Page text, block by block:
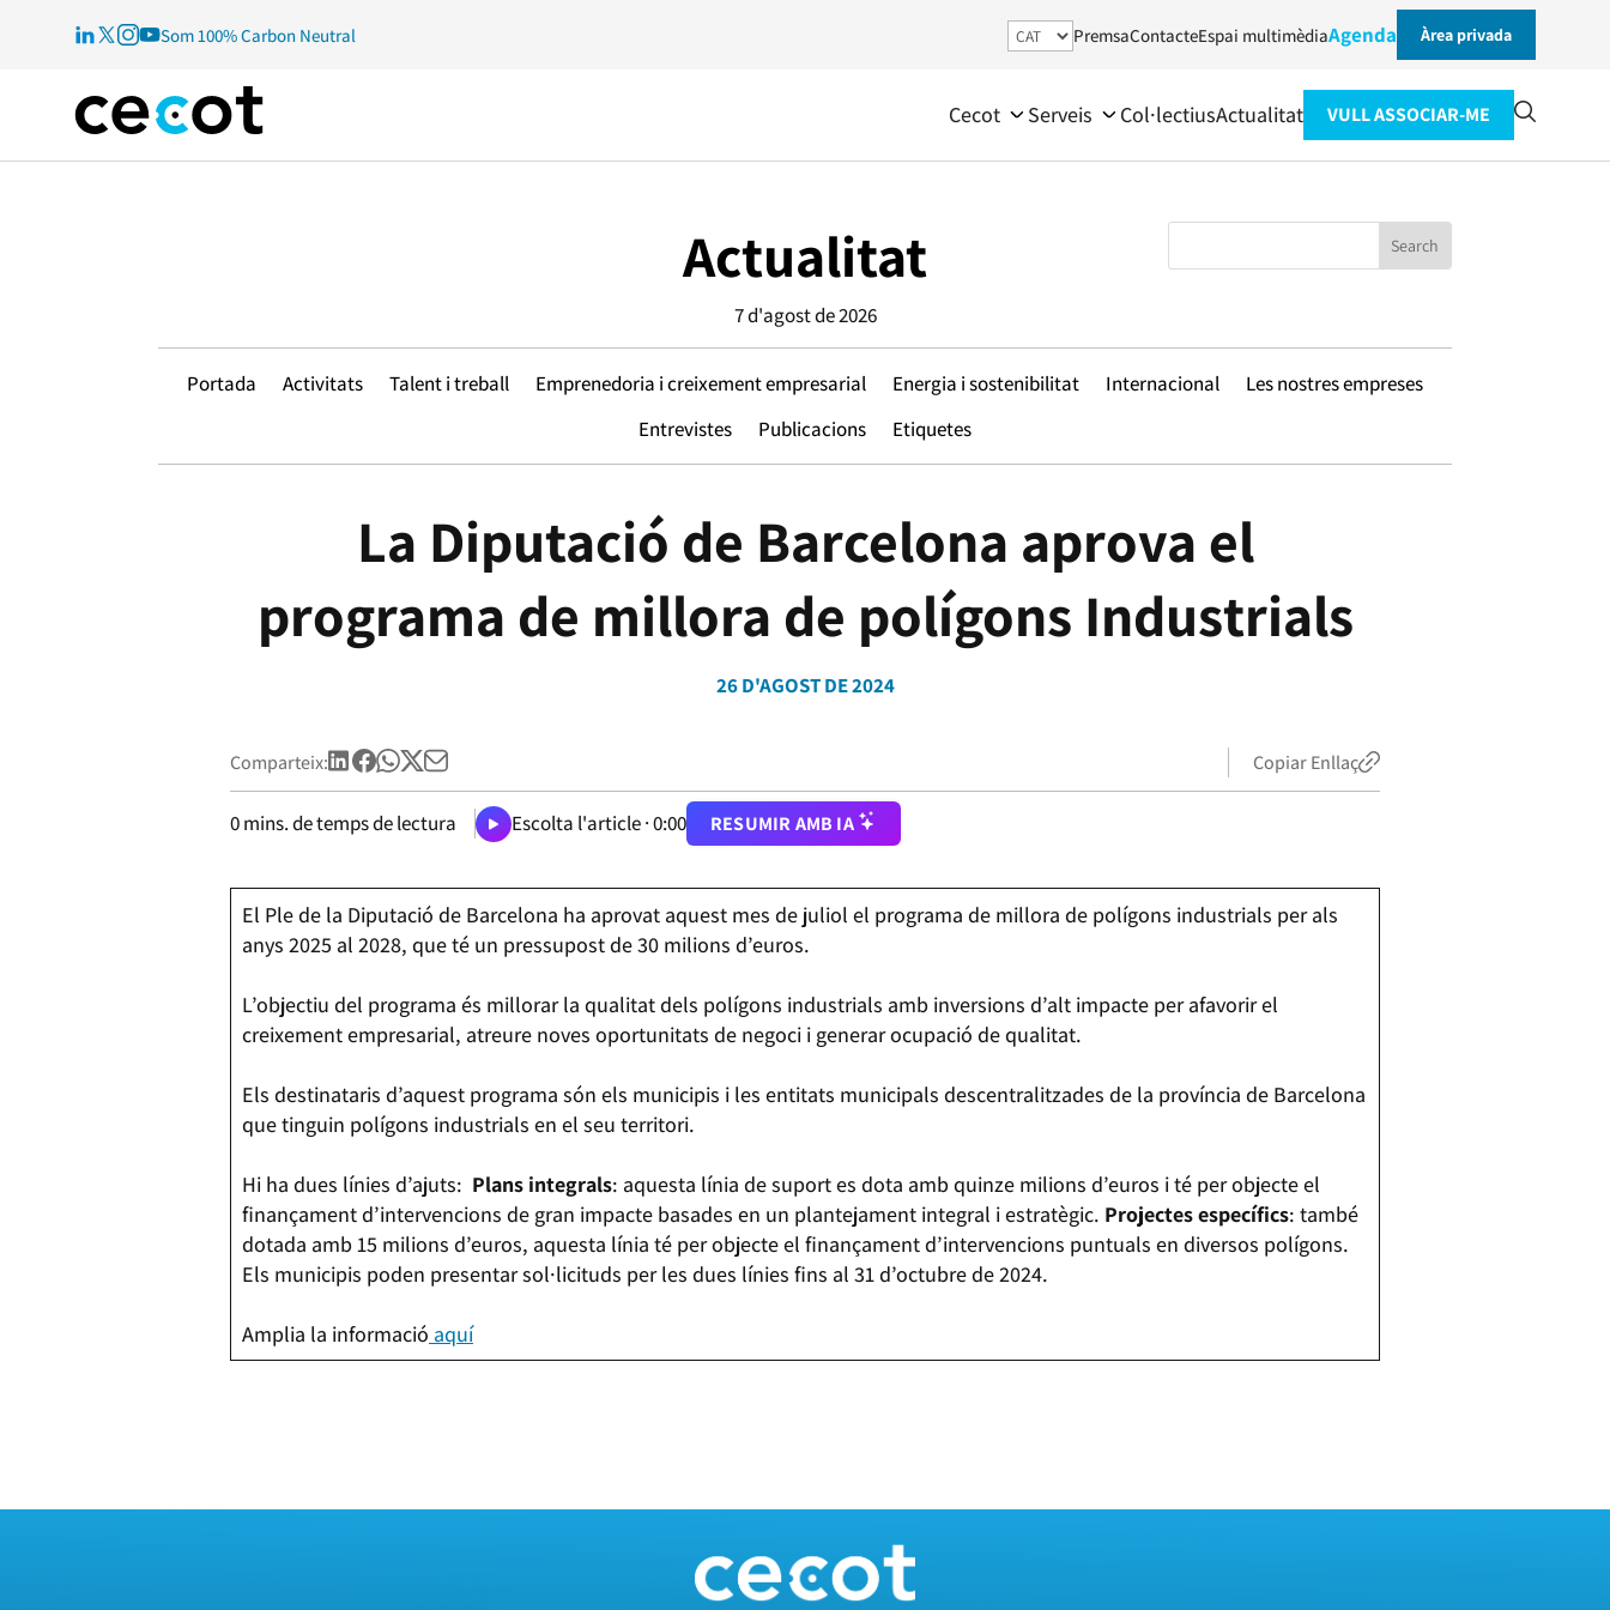
Som 100% Carbon Neutral PremsaContacteEspai multimèdiaAgenda Àrea privada
Cecot Serveis Col·lectiusActualitat VULL ASSOCIAR-ME
Actualitat
7 d'agost de 2026
Portada Activitats Talent i treball Emprenedoria i creixement empresarial Energia i sostenibilitat Internacional
Les nostres empreses
Entrevistes
Publicacions Etiquetes
La Diputació de Barcelona aprova el
programa de millora de polígons Industrials
26 D'AGOST DE 2024
Comparteix: Copiar Enllaç
0mins. de temps de lectura Escolta l'article ·0:00 RESUMIR AMB IA
El Ple de la Diputació de Barcelona ha aprovat aquest mes de juliol el programa de millora de polígons industrials per als
anys 2025 al 2028, que té un pressupost de 30 milions d’euros.
L’objectiu del programa és millorar la qualitat dels polígons industrials amb inversions d’alt impacte per afavorir el
creixement empresarial, atreure noves oportunitats de negoci i generar ocupació de qualitat.
Els destinataris d’aquest programa són els municipis i les entitats municipals descentralitzades de la província de Barcelona
que tinguin polígons industrials en el seu territori.
Hi ha dues línies d’ajuts: Plans integrals: aquesta línia de suport es dota amb quinze milions d’euros i té per objecte el
finançament d’intervencions de gran impacte basades en un plantejament integral i estratègic. Projectes específics: també
dotada amb 15 milions d’euros, aquesta línia té per objecte el finançament d’intervencions puntuals en diversos polígons.
Els municipis poden presentar sol·licituds per les dues línies fins al 31 d’octubre de 2024.
Amplia la informació aquí